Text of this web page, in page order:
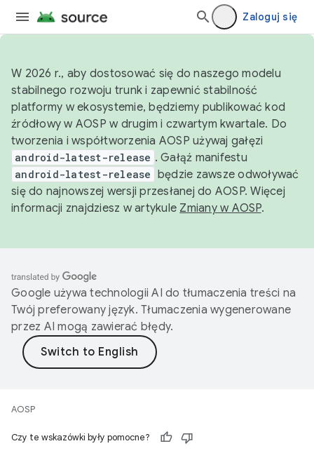
Zaloguj się
W 2026 r., aby dostosować się do naszego modelu
stabilnego rozwoju trunk i zapewnić stabilność
platformy w ekosystemie, będziemy publikować kod
źródłowy w AOSP w drugim i czwartym kwartale. Do
tworzenia i współtworzenia AOSP używaj gałęzi
android-latest-release . Gałąź manifestu
android-latest-release będzie zawsze odwoływać
się do najnowszej wersji przesłanej do AOSP. Więcej
informacji znajdziesz w artykule Zmiany w AOSP.
Google używa technologii AI do tłumaczenia treści na
Twój preferowany język. Tłumaczenia wygenerowane
przez AI mogą zawierać błędy.
AOSP
Czy te wskazówki były pomocne?